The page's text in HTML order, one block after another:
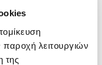
παροχή λειτουργιών
της